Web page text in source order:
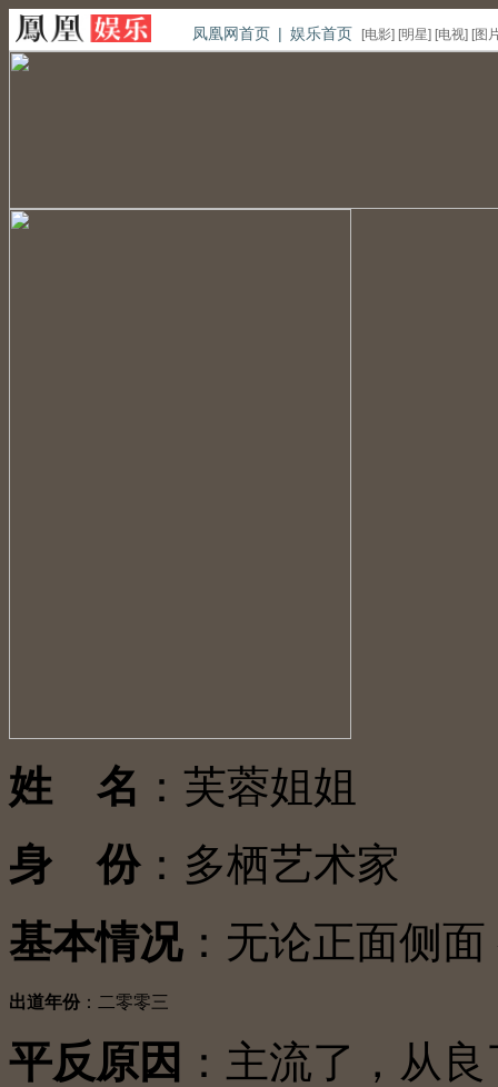
凤凰网首页 | 娱乐首页 [电影] [明星] [电视] [图
姓 名 ：芙蓉姐姐
身 份：多栖艺术家
基本情况：无论正面侧面
出道年份 ：二零零三
平反原因 ：主流了，从良